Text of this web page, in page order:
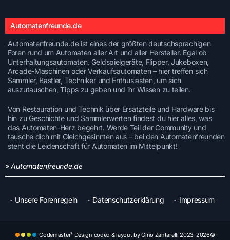
Automatenfreunde.de
Automatenfreunde.de ist eines der größten deutschsprachigen
Foren rund um Automaten aller Art und aller Hersteller. Egal ob
Unterhaltungsautomaten, Geldspielgeräte, Flipper, Jukeboxen,
Arcade-Maschinen oder Verkaufsautomaten – hier treffen sich
Sammler, Bastler, Techniker und Enthusiasten, um sich
auszutauschen, Tipps zu geben und ihr Wissen zu teilen.
Von Restauration und Technik über Ersatzteile und Hardware bis
hin zu Geschichte und Sammlerwerten findest du hier alles, was
das Automaten-Herz begehrt. Werde Teil der Community und
tausche dich mit Gleichgesinnten aus – bei den Automatenfreunden
steht die Leidenschaft für Automaten im Mittelpunkt!
» Automatenfreunde.de
Unsere Forenregeln Datenschutzerklärung Impressum
Codemaster² Design coded & layout by Gino Zantarelli 2023-2026©